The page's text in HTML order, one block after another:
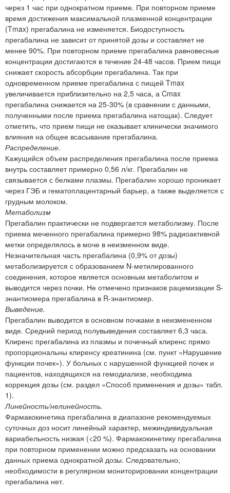
через 1 час при однократном приеме. При повторном приеме
время достижения максимальной плазменной концентрации
(Tmax) прегабалина не изменяется. Биодоступность
прегабалина не зависит от принятой дозы и составляет не
менее 90%. При повторном приеме прегабалина равновесные
концентрации достигаются в течение 24-48 часов. Прием пищи
снижает скорость абсорбции прегабалина. Так при
одновременном приеме прегабалина с пищей Tmax
увеличивается приблизительно на 2,5 часа, а Cmax
прегабалина снижается на 25-30% (в сравнении с данными,
полученными после приема прегабалина натощак). Следует
отметить, что прием пищи не оказывает клинически значимого
влияния на общее всасывание прегабалина.
Распределение.
Кажущийся объем распределения прегабалина после приема
внутрь составляет примерно 0,56 л/кг. Прегабалин не
связывается с белками плазмы. Прегабалин хорошо проникает
через ГЭБ и гематоплацентарный барьер, а также выделяется с
грудным молоком.
Метаболизм
Прегабалин практически не подвергается метаболизму. После
приема меченного прегабалина примерно 98% радиоактивной
метки определялось в моче в неизменном виде.
Незначительная часть прегабалина (0,9% от дозы)
метаболизируется с образованием N-метилированного
соединения, которое является основным метаболитом и
выводится через почки. Не отмечено признаков рацемизации S-
энантиомера прегабалина в R-энантиомер.
Выведение.
Прегабалин выводится в основном почками в неизмененном
виде. Средний период полувыведения составляет 6,3 часа.
Клиренс прегабалина из плазмы и почечный клиренс прямо
пропорциональны клиренсу креатинина (см. пункт «Нарушение
функции почек»). У больных с нарушенной функцией почек и
пациентов, находящихся на гемодиализе, необходима
коррекция дозы (см. раздел «Способ применения и дозы» табл.
1).
Линейность/нелинейность.
Фармакокинетика прегабалина в диапазоне рекомендуемых
суточных доз носит линейный характер, межиндивидуальная
вариабельность низкая (<20 %). Фармакокинетику прегабалина
при повторном применении можно предсказать на основании
данных приема однократной дозы. Следовательно,
необходимости в регулярном мониторировании концентрации
прегабалина нет.